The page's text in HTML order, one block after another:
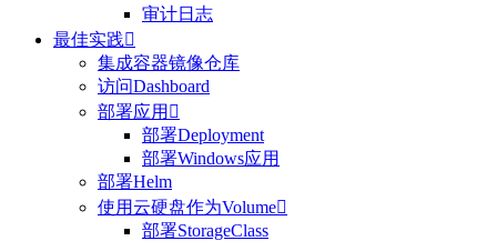
审计日志
最佳实践
集成容器镜像仓库
访问Dashboard
部署应用 
部署Deployment
部署Windows应用
部署Helm
使用云硬盘作为Volume
部署StorageClass